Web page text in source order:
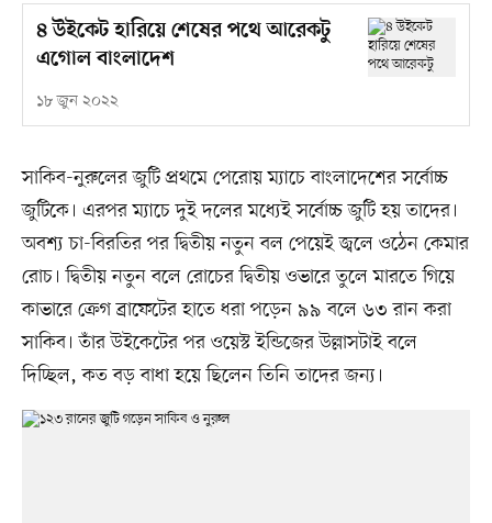
৪ উইকেট হারিয়ে শেষের পথে আরেকটু
এগোল বাংলাদেশ
১৮ জুন ২০২২
সাকিব-নুরুলের জুটি প্রথমে পেরোয় ম্যাচে বাংলাদেশের সর্বোচ্চ
জুটিকে। এরপর ম্যাচে দুই দলের মধ্যেই সর্বোচ্চ জুটি হয় তাদের।
অবশ্য চা-বিরতির পর দ্বিতীয় নতুন বল পেয়েই জ্বলে ওঠেন কেমার
রোচ। দ্বিতীয় নতুন বলে রোচের দ্বিতীয় ওভারে তুলে মারতে গিয়ে
কাভারে ক্রেগ ব্রাফেটের হাতে ধরা পড়েন ৯৯ বলে ৬৩ রান করা
সাকিব। তাঁর উইকেটের পর ওয়েস্ট ইন্ডিজের উল্লাসটাই বলে
দিচ্ছিল, কত বড় বাধা হয়ে ছিলেন তিনি তাদের জন্য।